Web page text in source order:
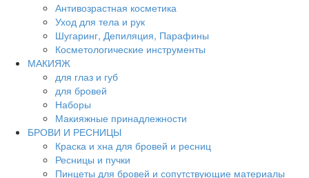
Антивозрастная косметика
Уход для тела и рук
Шугаринг, Депиляция, Парафины
Косметологические инструменты
МАКИЯЖ
для глаз и губ
для бровей
Наборы
Макияжные принадлежности
БРОВИ И РЕСНИЦЫ
Краска и хна для бровей и ресниц
Ресницы и пучки
Пинцеты для бровей и сопутствующие материалы